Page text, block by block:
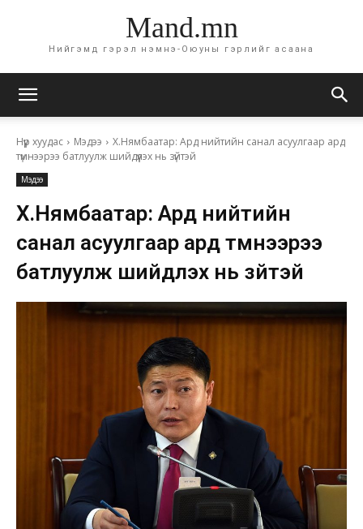
Mand.mn
Нийгэмд гэрэл нэмнэ-Оюуны гэрлийг асаана
Нүүр хуудас Мэдээ
Х.Нямбаатар: Ард нийтийн санал асуулгаар ард
түмнээрээ батлуулж шийдүүлэх нь зүйтэй
Мэдээ
Х.Нямбаатар: Ард нийтийн
санал асуулгаар ард түмнээрээ
батлуулж шийдүүлэх нь зүйтэй